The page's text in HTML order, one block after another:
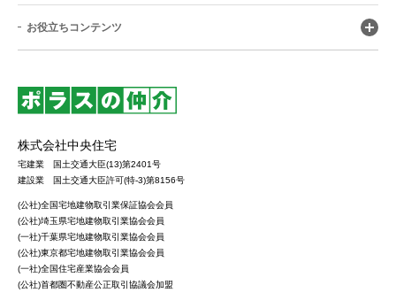
お役立ちコンテンツ
株式会社中央住宅
宅建業 国土交通大臣(13)第2401号
建設業 国土交通大臣許可(特-3)第8156号
(公社)全国宅地建物取引業保証協会会員
(公社)埼玉県宅地建物取引業協会会員
(一社)千葉県宅地建物取引業協会会員
(公社)東京都宅地建物取引業協会会員
(一社)全国住宅産業協会会員
(公社)首都圏不動産公正取引協議会加盟